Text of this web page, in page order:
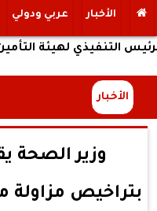
الأخبار عربي ودولي
لهيئة التأمين
الأخبار
وزير الصحة
بتراخيص مزاولة